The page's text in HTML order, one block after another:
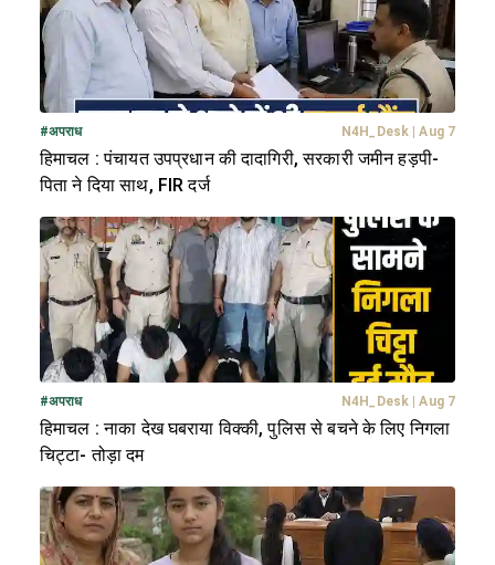
#अपराध N4H_Desk | Aug 7
हिमाचल : पंचायत उपप्रधान की दादागिरी, सरकारी जमीन हड़पी-
पिता ने दिया साथ, FIR दर्ज
#अपराध N4H_Desk | Aug 7
हिमाचल : नाका देख घबराया विक्की, पुलिस से बचने के लिए निगला
चिट्टा- तोड़ा दम